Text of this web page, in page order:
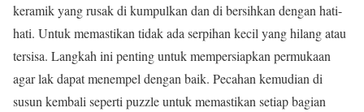
keramik yang rusak di kumpulkan dan di bersihkan dengan hati-
hati. Untuk memastikan tidak ada serpihan kecil yang hilang atau
tersisa. Langkah ini penting untuk mempersiapkan permukaan
agar lak dapat menempel dengan baik. Pecahan kemudian di
susun kembali seperti puzzle untuk memastikan setiap bagian